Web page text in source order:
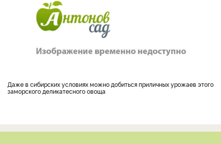
Даже в сибирских условиях можно добиться приличных урожаев этого
заморского деликатесного овоща